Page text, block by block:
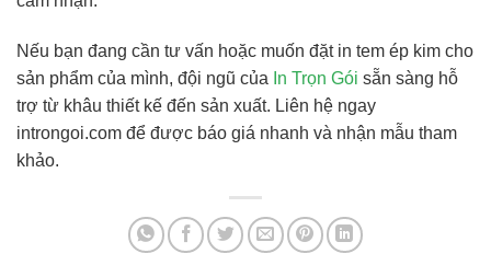
Nếu bạn đang cần tư vấn hoặc muốn đặt in tem ép kim cho
sản phẩm của mình, đội ngũ của In Trọn Gói sẵn sàng hỗ
trợ từ khâu thiết kế đến sản xuất. Liên hệ ngay
introngoi.com để được báo giá nhanh và nhận mẫu tham
khảo.